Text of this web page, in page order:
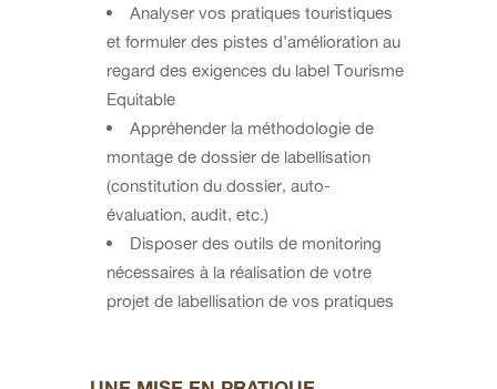
Analyser vos pratiques touristiques
et formuler des pistes d’amélioration au
regard des exigences du label Tourisme
Equitable
Appréhender la méthodologie de
montage de dossier de labellisation
(constitution du dossier, auto-
évaluation, audit, etc.)
Disposer des outils de monitoring
nécessaires à la réalisation de votre
projet de labellisation de vos pratiques